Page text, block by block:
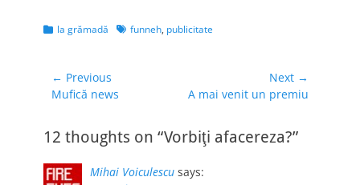
Categories
la grămadă Tagsfunneh, publicitate
Navigare
în
← Previous
Previous
Mufică news
Next →
Next
A mai venit un premiu
12 thoughts on “Vorbiţi afacereza?”
Mihai Voiculescu says: